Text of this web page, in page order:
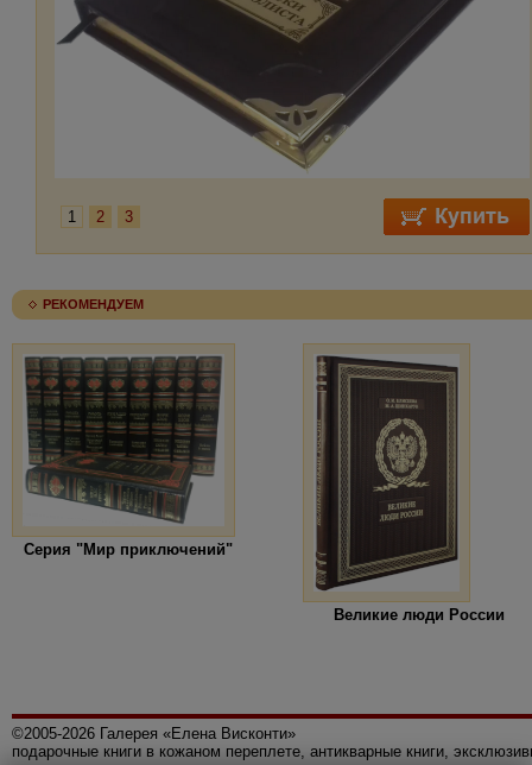
1 2 3
РЕКОМЕНДУЕМ
Серия "Мир приключений"
Великие люди России
©2005-2026 Галерея «Елена Висконти»
подарочные книги в кожаном переплете, антикварные книги,